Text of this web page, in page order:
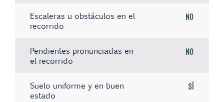
Escaleras u obstáculos en el
recorrido
No
Pendientes pronunciadas en
el recorrido
No
Suelo uniforme y en buen
estado
Sí